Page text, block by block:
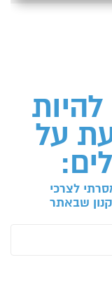
על
לצרכי
שבאתר